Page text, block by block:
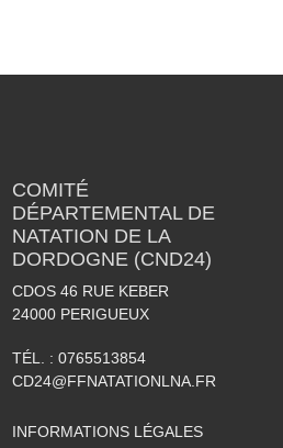
COMITÉ
DÉPARTEMENTAL DE
NATATION DE LA
DORDOGNE (CND24)
CDOS 46 RUE KEBER
24000 PERIGUEUX
TÉL. : 0765513854
CD24@FFNATATIONLNA.FR
INFORMATIONS LÉGALES